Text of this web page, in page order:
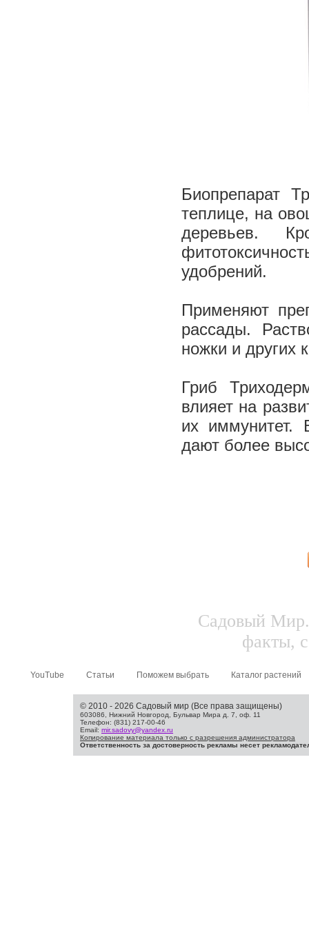
Биопрепарат
теплице, на
деревьев.
удобрений.
Применяют
рассады.
ножки и других
Гриб
влияет на
их иммунитет.
дают более
Садовый Мир.
факты,
YouTube Статьи Поможем выбрать Каталог растений
© 2010 - 2026 Садовый мир (Все права защищены)
603086, Нижний Новгород, Бульвар Мира д. 7, оф. 11
Телефон: (831) 217-00-46
Email: mir.sadovy@yandex.ru
Копирование материала только с разрешения администратора
Ответственность за достоверность рекламы несет